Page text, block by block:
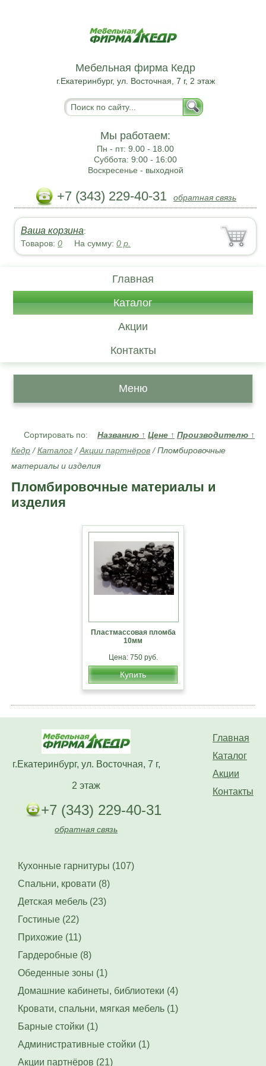
Мебельная фирма Кедр
г.Екатеринбург, ул. Восточная, 7 г, 2 этаж
Мы работаем:
Пн - пт:9.00 - 18.00
Суббота:9:00 - 16:00
Воскресенье - выходной
+7 (343) 229-40-31 обратная связь
Ваша корзина:
Товаров:0 На сумму:0 р.
Главная
Каталог
Акции
Контакты
Меню
Сортировать по: Названию ↑ Цене ↑ Производителю ↑
Кедр /Каталог /Акции партнёров /Пломбировочные
материалы и изделия
Пломбировочные материалы и
изделия
Пластмассовая пломба
10мм
Цена: 750 руб.
Купить
Главная
Каталог
Акции
Контакты
г.Екатеринбург, ул. Восточная, 7 г,
2 этаж
+7 (343) 229-40-31
обратная связь
Кухонные гарнитуры (107)
Спальни, кровати (8)
Детская мебель (23)
Гостиные (22)
Прихожие (11)
Гардеробные (8)
Обеденные зоны (1)
Домашние кабинеты, библиотеки (4)
Кровати, спальни, мягкая мебель (1)
Барные стойки (1)
Административные стойки (1)
Акции партнёров (21)